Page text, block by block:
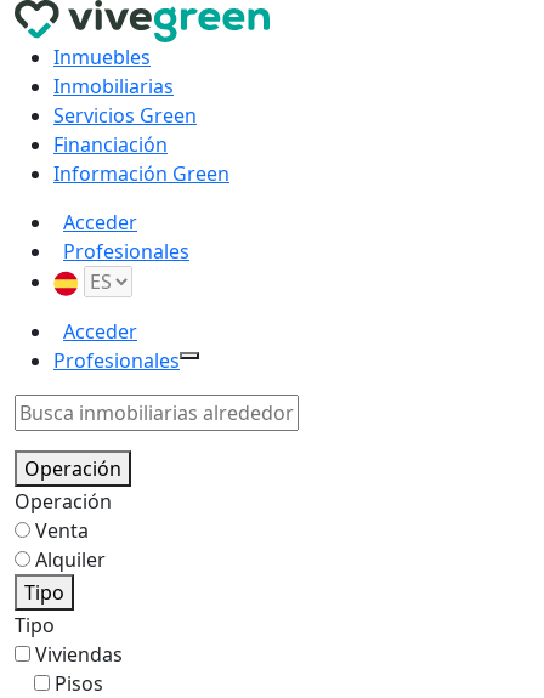
Inmuebles
Inmobiliarias
Servicios Green
Financiación
Información Green
Acceder
Profesionales
Acceder
Profesionales
Operación
Operación
Venta
Alquiler
Tipo
Tipo
Viviendas
Pisos